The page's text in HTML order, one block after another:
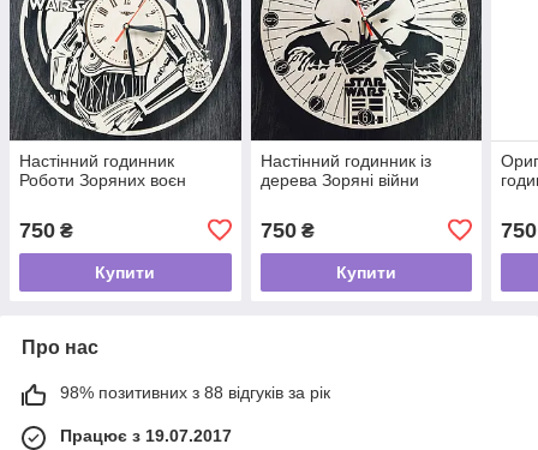
Настінний годинник
Роботи Зоряних воєн
750 ₴
Купити
Настінний годинник із
дерева Зоряні війни
750₴
Купити
750
Про нас
98% позитивних з 88 відгуків за рік
Працює з 19.07.2017